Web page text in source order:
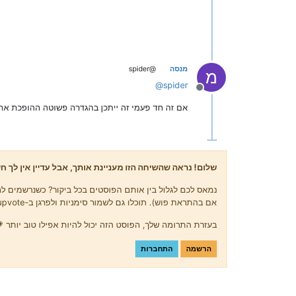
מ
מנותק
מנסה @spider
@spider
אם זה חד פעמי זה ייתכן בהגדרה פשוטה ההופכת
שלום! נראה שהשיחה הזו מעניינת אותך, אבל עדיין אין לך
נמאס לכם לגלול בין אותם הפוסטים בכל ביקור? כשנרשמים
אם בהתראת פוש). תוכלו גם לשמור סימניות ולפרגן ב-upvote לפוסטים כדי להביע הערכה לחברי קהילה אחרים.
בעזרת התרומה שלך, הפוסט הזה יכול להיות אפילו טוב יותר
הרשמה התחברות